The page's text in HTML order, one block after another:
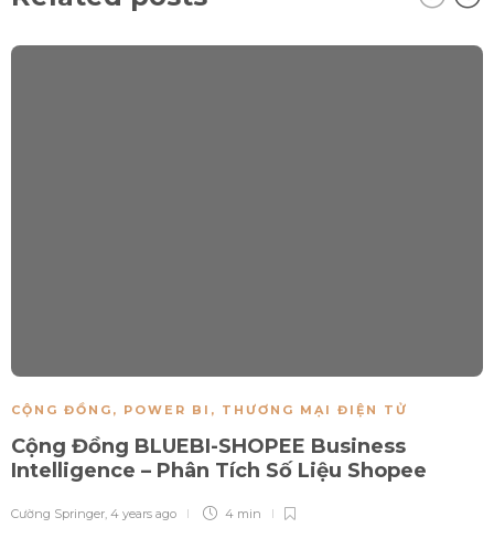
CỘNG ĐỒNG , POWER BI , THƯƠNG MẠI ĐIỆN TỬ
Cộng Đồng BLUEBI-SHOPEE Business
Intelligence – Phân Tích Số Liệu Shopee
Cường Springer, 4 years ago 4 min